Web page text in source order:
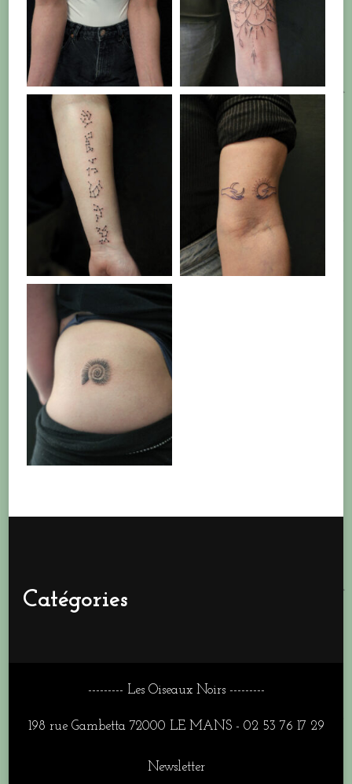
Catégories
--------- Les Oiseaux Noirs ---------
198 rue Gambetta 72000 LE MANS - 02 53 76 17 29
Newsletter